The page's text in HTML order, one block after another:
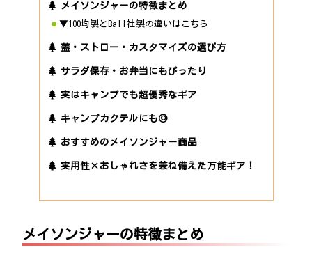
メイソンジャーの特徴まとめ
▼100均製とBall社製の違いはこちら
蓋・ストロー・カスタマイズの選び方
サラダ保存・お弁当にもぴったり
実はキャンプでも超優秀なギア
キャンプカクテルにも◎
おすすめのメイソンジャー商品
実用性×おしゃれさを兼ね備えた万能ギア！
メイソンジャーの特徴まとめ